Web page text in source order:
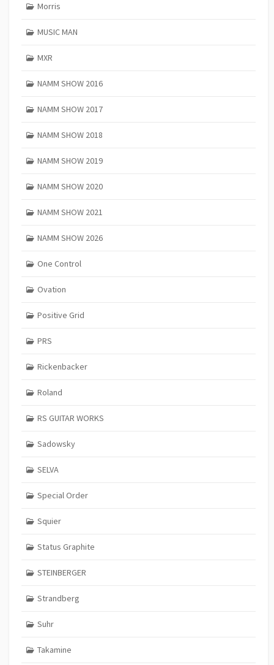
Morris
MUSIC MAN
MXR
NAMM SHOW 2016
NAMM SHOW 2017
NAMM SHOW 2018
NAMM SHOW 2019
NAMM SHOW 2020
NAMM SHOW 2021
NAMM SHOW 2026
One Control
Ovation
Positive Grid
PRS
Rickenbacker
Roland
RS GUITAR WORKS
Sadowsky
SELVA
Special Order
Squier
Status Graphite
STEINBERGER
Strandberg
Suhr
Takamine